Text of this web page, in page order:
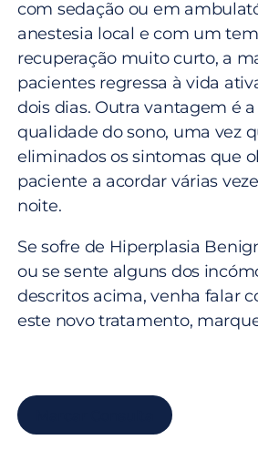
com sedação ou em
anestesia local e com um
recuperação muito curto, a
pacientes regressa à vida
dois dias. Outra vantagem é
qualidade do sono, uma vez
eliminados os sintomas que
paciente a acordar várias
noite.
Se sofre de Hiperplasia
ou se sente alguns dos
descritos acima, venha falar
este novo tratamento,